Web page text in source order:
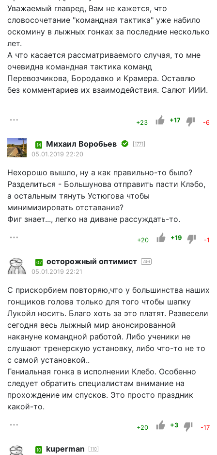
Уважаемый главред, Вам не кажется, что
словосочетание "командная тактика" уже набило
оскомину в лыжных гонках за последние несколько
лет.
А что касается рассматриваемого случая, то мне
очевидна командная тактика команд
Перевозчикова, Бородавко и Крамера. Оставлю
без комментариев их взаимодействия. Салют ИИИ.
+23 +17 -6
14 Mихаил Воробьев 1771
05.01.2019 22:20
Нехорошо вышло, ну а как правильно-то было?
Разделиться - Большунова отправить пасти Клэбо,
а остальным тянуть Устюгова чтобы
минимизировать отставание?
Фиг знает..., легко на диване рассуждать-то.
+20 +19 -1
07 осторожный оптимист 746
05.01.2019 22:21
С прискорбием повторяю,что у большинства наших
гонщиков голова только для того чтобы шапку
Лукойл носить. Благо хоть за это платят. Развесели
сегодня весь лыжный мир анонсированной
накануне командной работой. Либо ученики не
слушают тренерскую установку, либо что-то не то
с самой установкой..
Гениальная гонка в исполнении Клебо. Особенно
следует обратить специалистам внимание на
прохождение им спусков. Это просто праздник
какой-то.
+20 +3 -17
10 kuperman 110